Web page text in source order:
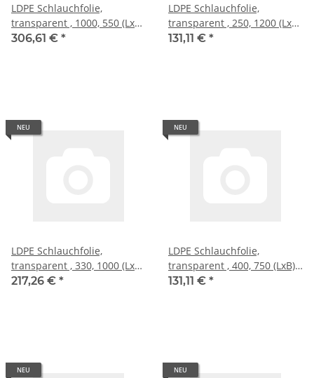
LDPE Schlauchfolie,
transparent , 1000, 550 (LxB),
50 �
306,61 € *
LDPE Schlauchfolie,
transparent , 250, 1200 (LxB),
50 �
131,11 € *
NEU
LDPE Schlauchfolie,
transparent , 330, 1000 (LxB),
50 �
217,26 € *
NEU
LDPE Schlauchfolie,
transparent , 400, 750 (LxB),
50 �
131,11 € *
NEU NEU